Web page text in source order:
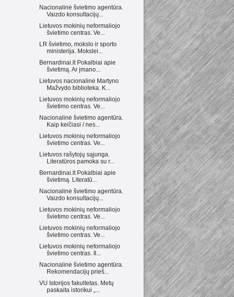
Nacionalinė švietimo agentūra.
Vaizdo konsultacijų...
Lietuvos mokinių neformaliojo
švietimo centras. Ve...
LR švietimo, mokslo ir sporto
ministerija. Mokslei...
Bernardinai.lt Pokalbiai apie
švietimą. Ar įmano...
Lietuvos nacionalinė Martyno
Mažvydo biblioteka. K...
Lietuvos mokinių neformaliojo
švietimo centras. Ve...
Nacionalinė švietimo agentūra.
Kaip keičiasi / nes...
Lietuvos mokinių neformaliojo
švietimo centras. Ve...
Lietuvos rašytojų sąjunga.
Literatūros pamoka su r...
Bernardinai.lt Pokalbiai apie
švietimą. Literatū...
Nacionalinė švietimo agentūra.
Vaizdo konsultacijų...
Lietuvos mokinių neformaliojo
švietimo centras. Ve...
Lietuvos mokinių neformaliojo
švietimo centras. Ve...
Lietuvos mokinių neformaliojo
švietimo centras. Il...
Nacionalinė švietimo agentūra.
Rekomendacijų prieš...
VU Istorijos fakultetas. Metų
paskaita istorikui „...